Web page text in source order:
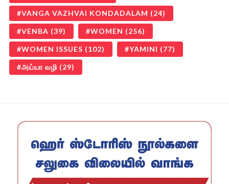
VANGA VAZHVAI KONDADALAM (24)
VENBA (39) WOMEN (256)
WOMEN ISSUES (102) YAMINI (77)
அய்யா வழி (29)